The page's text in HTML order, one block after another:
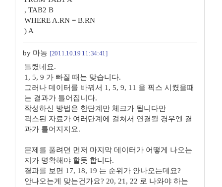
, TAB2 B
WHERE A.RN = B.RN
) A
by 마농 [2011.10.19 11:34:41]
틀렸네요.
1, 5, 9 가 빠질 때는 맞습니다.
그러나 데이터를 바꿔서 1, 5, 9, 11 을 픽스 시켰을때
는 결과가 틀어집니다.
작성하신 방법은 한단계만 체크가 됩니다만
픽스된 자료가 여러단계에 걸쳐서 연결될 경우엔 결
과가 틀어지지요.
문제를 풀려면 먼저 마지막 데이터가 어떻게 나오는
지가 명확해야 할듯 합니다.
결과를 보면 17, 18, 19 는 순위가 안나오는데요?
안나오는게 맞는건가요? 20, 21, 22 로 나와야 하는